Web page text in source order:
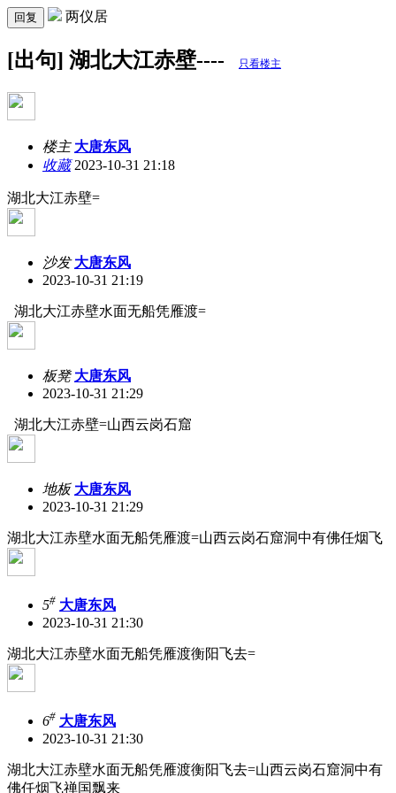
回复 两仪居
[出句] 湖北大江赤壁---- 只看楼主
楼主 大唐东风
收藏2023-10-31 21:18
湖北大江赤壁=
沙发 大唐东风
2023-10-31 21:19
湖北大江赤壁水面无船凭雁渡=
板凳 大唐东风
2023-10-31 21:29
湖北大江赤壁=山西云岗石窟
地板 大唐东风
2023-10-31 21:29
湖北大江赤壁水面无船凭雁渡=山西云岗石窟洞中有佛任烟飞
5# 大唐东风
2023-10-31 21:30
湖北大江赤壁水面无船凭雁渡衡阳飞去=
6# 大唐东风
2023-10-31 21:30
湖北大江赤壁水面无船凭雁渡衡阳飞去=山西云岗石窟洞中有
佛任烟飞禅国飘来